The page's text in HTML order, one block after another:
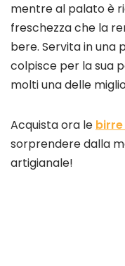
mentre al palato è
freschezza che la
bere. Servita in una
colpisce per la sua
molti una delle
Acquista ora le birre
sorprendere dalla
artigianale!